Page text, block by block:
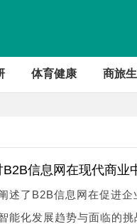
体育健康 商旅
B2B信息网在现代商业
述了B2B信息网在促进
能化发展趋势与面临的挑